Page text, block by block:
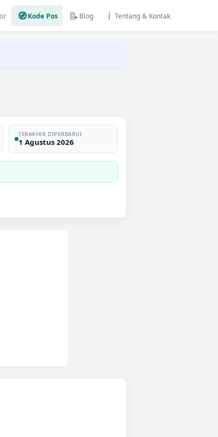
🧭Kode Pos 📝 Blog ℹ️ Tentang & Kontak
TERAKHIR DIPERBARUI
1 Agustus 2026